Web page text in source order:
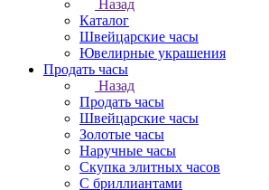
Назад
Каталог
Швейцарские часы
Ювелирные украшения
Продать часы
Назад
Продать часы
Швейцарские часы
Золотые часы
Наручные часы
Скупка элитных часов
С бриллиантами